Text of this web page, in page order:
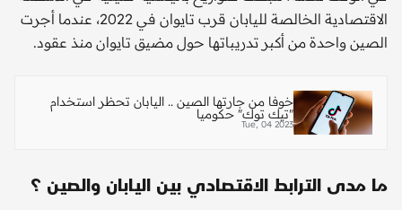
الاقتصادية الخالصة لليابان قرب تايوان في 2022، عندما أجرت
الصين واحدة من أكبر تدريباتها حول مضيق تايوان منذ عقود.
خوفا من جارتها الصين .. اليابان تحظر استخدام
"تيك توك" حكوميا
Tue, 04 2023
ما مدى الترابط الاقتصادي بين اليابان والصين ؟